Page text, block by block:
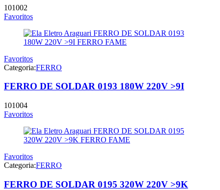
101002
Favoritos
Favoritos
Categoria:FERRO
FERRO DE SOLDAR 0193 180W 220V >9I
101004
Favoritos
Favoritos
Categoria:FERRO
FERRO DE SOLDAR 0195 320W 220V >9K